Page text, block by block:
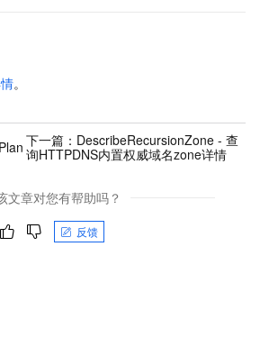
。
下一篇： DescribeRecursionZone - 查
询HTTPDNS内置权威域名zone详情
文章对您有帮助吗？
反馈